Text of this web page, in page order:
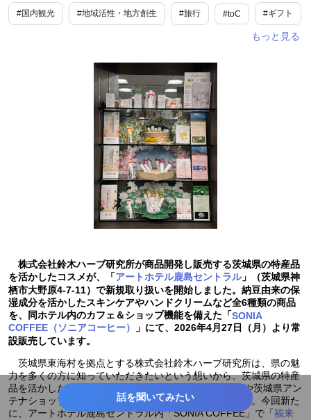
#国内観光 #地域活性・地方創生 #旅行 #toC #ギフト
株式会社鈴木ハーブ研究所が商品開発し販売する茨城県の特産品
を活かしたコスメが、「アートホテル鹿島セントラル」（茨城県神
栖市大野原4-7-11）で新規取り扱いを開始しました。納豆由来の保
湿成分を活かしたスキンケアやハンドクリームなど全6種類の商品
を、同ホテル内のカフェ＆ショップ機能を備えた「SONIA
COFFEE（ソニアコーヒー）
」にて、2026年4月27日（月）より常
設販売しています。
茨城県東海村を拠点とする株式会社鈴木ハーブ研究所は、県の魅
力を多くの方に知っていただきたいという想いから、茨城県の特産
品を活かしたご当地コスメを開発し、自社WEBサイトや茨城県アン
テナショップ、茨城空港、道の駅などで販売しています。今回新た
に、アートホテル鹿島セントラル内「SONIA COFFEE」で「 福来
話を聞いてみたい